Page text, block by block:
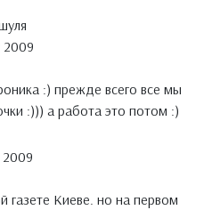
2009
:) прежде всего все мы
:))) а работа это потом :)
газете Киеве. но на первом